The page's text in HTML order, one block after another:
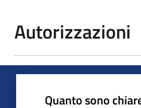
Autorizzazioni
Quanto sono